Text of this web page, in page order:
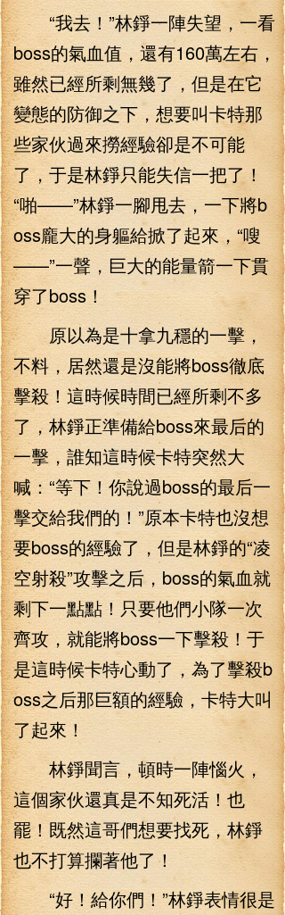
“我去！”林錚一陣失望，一看
boss的氣血值，還有160萬左右，
雖然已經所剩無幾了，但是在它
變態的防御之下，想要叫卡特那
些家伙過來撈經驗卻是不可能
了，于是林錚只能失信一把了！
“啪——”林錚一腳甩去，一下將b
oss龐大的身軀給掀了起來，“嗖
——”一聲，巨大的能量箭一下貫
穿了boss！
原以為是十拿九穩的一擊，
不料，居然還是沒能將boss徹底
擊殺！這時候時間已經所剩不多
了，林錚正準備給boss來最后的
一擊，誰知這時候卡特突然大
喊：“等下！你說過boss的最后一
擊交給我們的！”原本卡特也沒想
要boss的經驗了，但是林錚的“凌
空射殺”攻擊之后，boss的氣血就
剩下一點點！只要他們小隊一次
齊攻，就能將boss一下擊殺！于
是這時候卡特心動了，為了擊殺b
oss之后那巨額的經驗，卡特大叫
了起來！
林錚聞言，頓時一陣惱火，
這個家伙還真是不知死活！也
罷！既然這哥們想要找死，林錚
也不打算攔著他了！
“好！給你們！”林錚表情很是